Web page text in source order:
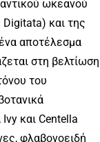
ωκεανού
και της
αποτέλεσμα
στη βελτίωση
του
και Centella
φλαβονοειδή